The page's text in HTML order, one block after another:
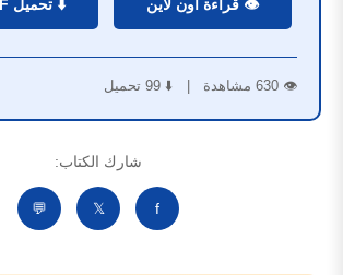
👁️ قراءة أون لاين ⬇️ تحميل PDF
👁️ 630 مشاهدة | ⬇️ 99 تحميل
شارك الكتاب:
f
𝕏
💬